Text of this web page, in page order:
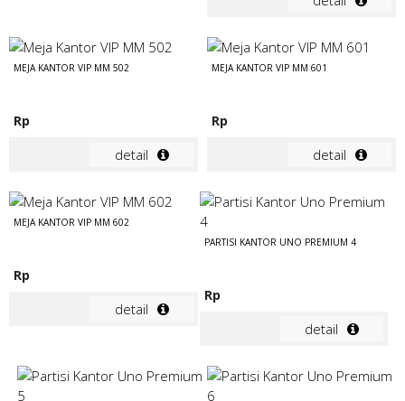
MEJA KANTOR VIP MM 502
Rp
detail
MEJA KANTOR VIP MM 601
Rp
detail
MEJA KANTOR VIP MM 602
Rp
detail
PARTISI KANTOR UNO PREMIUM 4
Rp
detail